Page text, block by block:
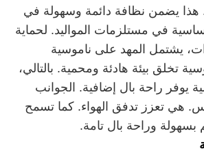
هذا يضمن نظافة دائمة وسهولة في
أساسية في مستلزمات المواليد. لحماية
يشتمل المهد على ناموسية
تخلق بيئة هادئة ومحمية. بالتالي،
يوفر راحة بال إضافية. الجوانب
هي تعزز تدفق الهواء. كما تسمح
بسهولة وراحة بال تامة.